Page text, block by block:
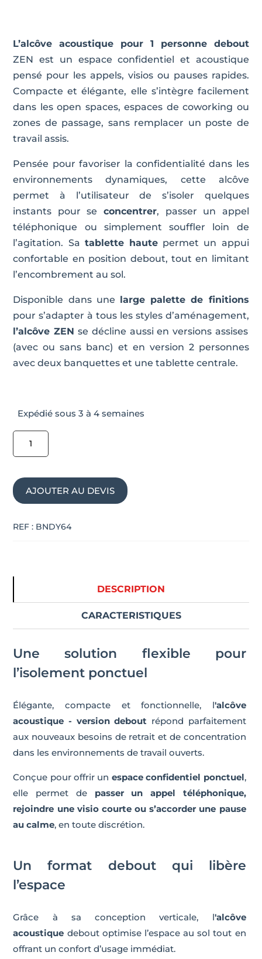
L’alcôve acoustique pour 1 personne debout
ZEN est un espace confidentiel et acoustique
pensé pour les appels, visios ou pauses rapides.
Compacte et élégante, elle s’intègre facilement
dans les open spaces, espaces de coworking ou
zones de passage, sans remplacer un poste de
travail assis.
Pensée pour favoriser la confidentialité dans les
environnements dynamiques, cette alcôve
permet à l’utilisateur de s’isoler quelques
instants pour se concentrer, passer un appel
téléphonique ou simplement souffler loin de
l’agitation. Sa tablette haute permet un appui
confortable en position debout, tout en limitant
l’encombrement au sol.
Disponible dans une large palette de finitions
pour s’adapter à tous les styles d’aménagement,
l’alcôve ZEN se décline aussi en versions assises
(avec ou sans banc) et en version 2 personnes
avec deux banquettes et une tablette centrale.
Expédié sous 3 à 4 semaines
quantité
Alcôve
acoustique
pour
personne
AJOUTER AU DEVIS
REF : BNDY64
DESCRIPTION
CARACTERISTIQUES
Une solution flexible pour
l’isolement ponctuel
Élégante, compacte et fonctionnelle, l'alcôve
acoustique - version debout répond parfaitement
aux nouveaux besoins de retrait et de concentration
dans les environnements de travail ouverts.
Conçue pour offrir un espace confidentiel ponctuel,
elle permet de passer un appel téléphonique,
rejoindre une visio courte ou s’accorder une pause
au calme, en toute discrétion.
Un format debout qui libère
l’espace
Grâce à sa conception verticale, l'alcôve
acoustique debout optimise l’espace au sol tout en
offrant un confort d’usage immédiat.